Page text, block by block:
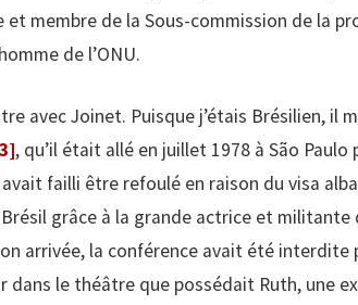
et membre de la Sous-commission de la
de l’ONU.
avec Joinet. Puisque j’étais Brésilien, il
, qu’il était allé en juillet 1978 à São Paulo
avait failli être refoulé en raison du visa
grâce à la grande actrice et
arrivée, la conférence avait été interdite
dans le théâtre que possédait Ruth, une